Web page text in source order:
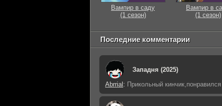
Вампир в саду
(1 сезон)
Вампир в
(1 сезон)
Последние комментарии
Западня (2025)
Abrrial : Прикольный